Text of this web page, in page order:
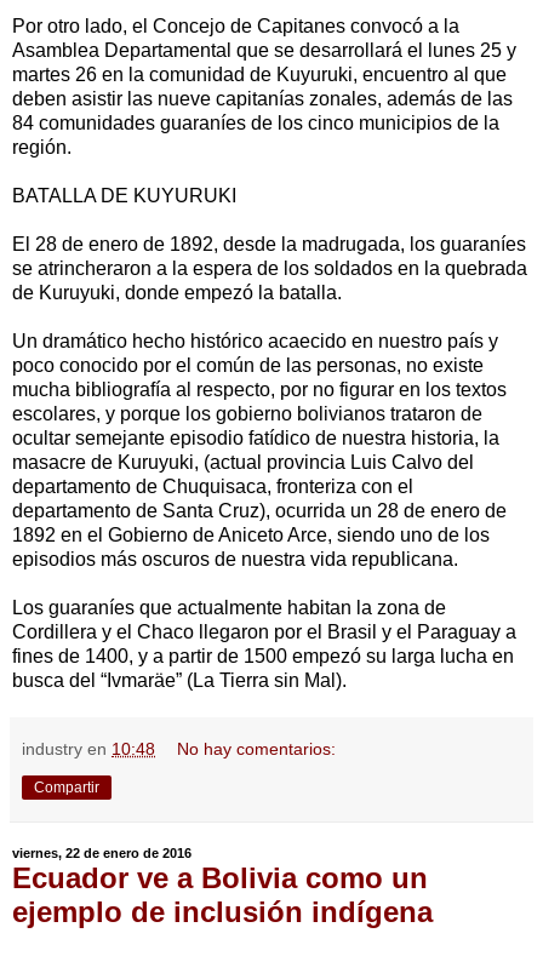
Por otro lado, el Concejo de Capitanes convocó a la
Asamblea Departamental que se desarrollará el lunes 25 y
martes 26 en la comunidad de Kuyuruki, encuentro al que
deben asistir las nueve capitanías zonales, además de las
84 comunidades guaraníes de los cinco municipios de la
región.
BATALLA DE KUYURUKI
El 28 de enero de 1892, desde la madrugada, los guaraníes
se atrincheraron a la espera de los soldados en la quebrada
de Kuruyuki, donde empezó la batalla.
Un dramático hecho histórico acaecido en nuestro país y
poco conocido por el común de las personas, no existe
mucha bibliografía al respecto, por no figurar en los textos
escolares, y porque los gobierno bolivianos trataron de
ocultar semejante episodio fatídico de nuestra historia, la
masacre de Kuruyuki, (actual provincia Luis Calvo del
departamento de Chuquisaca, fronteriza con el
departamento de Santa Cruz), ocurrida un 28 de enero de
1892 en el Gobierno de Aniceto Arce, siendo uno de los
episodios más oscuros de nuestra vida republicana.
Los guaraníes que actualmente habitan la zona de
Cordillera y el Chaco llegaron por el Brasil y el Paraguay a
fines de 1400, y a partir de 1500 empezó su larga lucha en
busca del “Ivmaräe” (La Tierra sin Mal).
industry en 10:48 No hay comentarios:
Compartir
viernes, 22 de enero de 2016
Ecuador ve a Bolivia como un
ejemplo de inclusión indígena